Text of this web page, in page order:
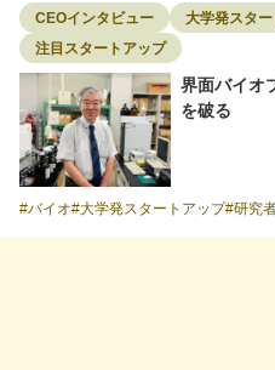
CEOインタビュー
大学発スタ
注目スタートアップ
界面バイオ
を破る
バイオ 大学発スタートアップ 研究